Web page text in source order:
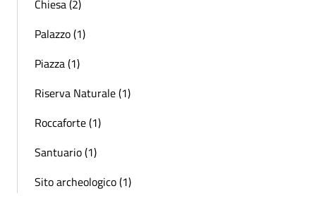
Chiesa (2)
Palazzo (1)
Piazza (1)
Riserva Naturale (1)
Roccaforte (1)
Santuario (1)
Sito archeologico (1)